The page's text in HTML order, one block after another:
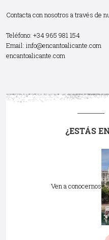
Contacta con nosotros a través de
Teléfono: +34 965 981 154
Email: info@encantoalicante.com
encantoalicante.com
¿ESTÁS
Ven a conocernos